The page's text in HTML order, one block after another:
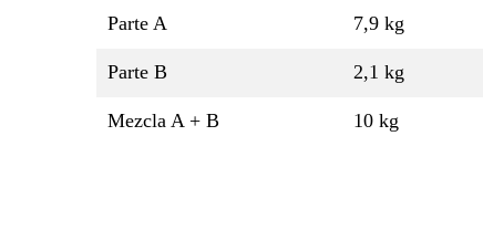
Parte A 7,9 kg
Parte B 2,1 kg
Mezcla A + B 10 kg